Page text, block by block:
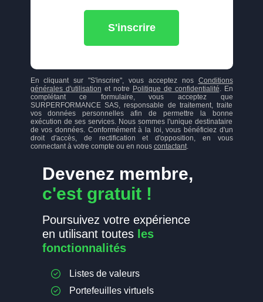
Devenez membre,
c'est gratuit !
Poursuivez votre expérience
en utilisant toutes les
fonctionnalités
Listes de valeurs
Portefeuilles virtuels
S'inscrire
En cliquant sur "S'inscrire", vous acceptez nos Conditions
générales d'utilisation et notre Politique de confidentialité. En
complétant ce formulaire, vous acceptez que
SURPERFORMANCE SAS, responsable de traitement, traite
vos données personnelles afin de permettre la bonne
exécution de ses services. Nous sommes l'unique destinataire
de vos données. Conformément à la loi, vous bénéficiez d'un
droit d'accès, de rectification et d'opposition, en vous
connectant à votre compte ou en nous contactant.